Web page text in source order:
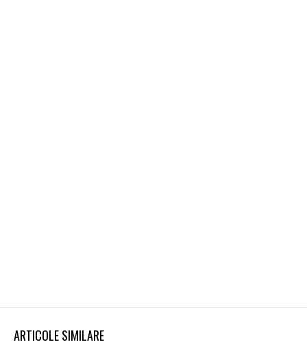
ARTICOLE SIMILARE